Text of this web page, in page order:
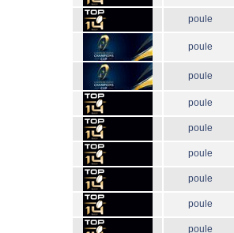
poule
poule
poule
poule
poule
poule
poule
poule
poule